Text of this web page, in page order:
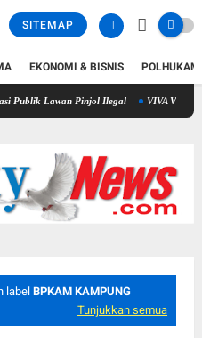
SITEMAP
EKONOMI & BISNIS POLHUKAM
Pindar, Pers Didorong Jadi Garda
label BPKAM KAMPUNG
Tunjukkan semua